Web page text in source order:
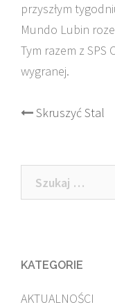
przyszłym
Mundo Lubin
Tym razem z SPS
wygranej.
Post
Skruszyć Stal
Szukaj:
KATEGORIE
AKTUALNOŚCI